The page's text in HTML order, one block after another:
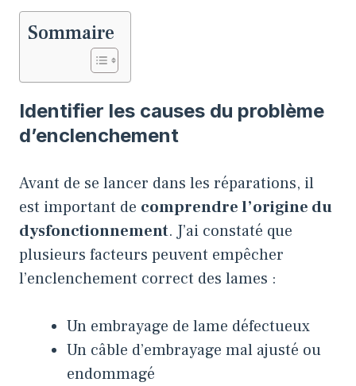
Sommaire
Identifier les causes du problème
d’enclenchement
Avant de se lancer dans les réparations, il
est important de comprendre l’origine du
dysfonctionnement. J’ai constaté que
plusieurs facteurs peuvent empêcher
l’enclenchement correct des lames :
Un embrayage de lame défectueux
Un câble d’embrayage mal ajusté ou
endommagé